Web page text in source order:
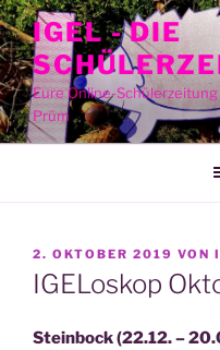
Zum
Inhalt
springen
IGEL - DIE
Eure Online-
Prüm
VERÖFFENTLICHT
AM
2. OKTOBER 2019 VON
IGELoskop
Stein­bock (22.12. –